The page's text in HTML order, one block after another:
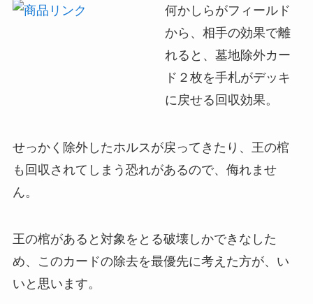
何かしらがフィールド
から、相手の効果で離
れると、墓地除外カー
ド２枚を手札がデッキ
に戻せる回収効果。
せっかく除外したホルスが戻ってきたり、王の棺
も回収されてしまう恐れがあるので、侮れませ
ん。
王の棺があると対象をとる破壊しかできなした
め、このカードの除去を最優先に考えた方が、い
いと思います。